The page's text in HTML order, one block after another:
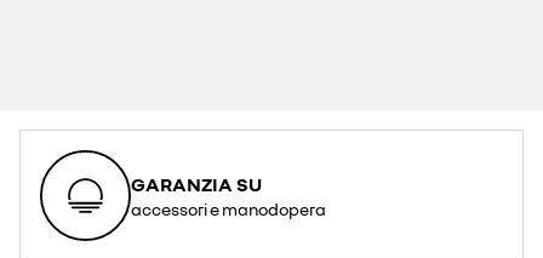
GARANZIA SU
accessori e manodopera